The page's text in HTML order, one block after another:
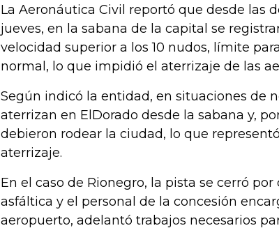
La Aeronáutica Civil reportó que desde las
jueves, en la sabana de la capital se
velocidad superior a los 10 nudos, límite
normal, lo que impidió el aterrizaje de las
Según indicó la entidad, en situaciones de
aterrizan en ElDorado desde la sabana y,
debieron rodear la ciudad, lo que
aterrizaje.
En el caso de Rionegro, la pista se cerró
asfáltica y el personal de la concesión
aeropuerto, adelantó trabajos necesarios